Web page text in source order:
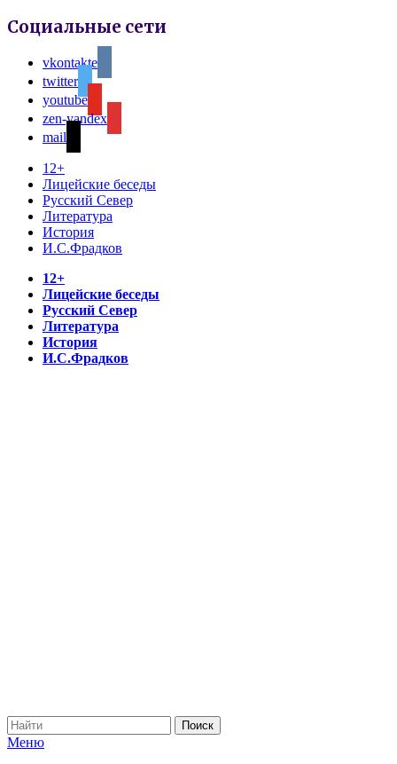
Социальные сети
vkontakte
twitter
youtube
zen-yandex
mail
12+
Лицейские беседы
Русский Север
Литература
История
И.С.Фрадков
12+
Лицейские беседы
Русский Север
Литература
История
И.С.Фрадков
Меню